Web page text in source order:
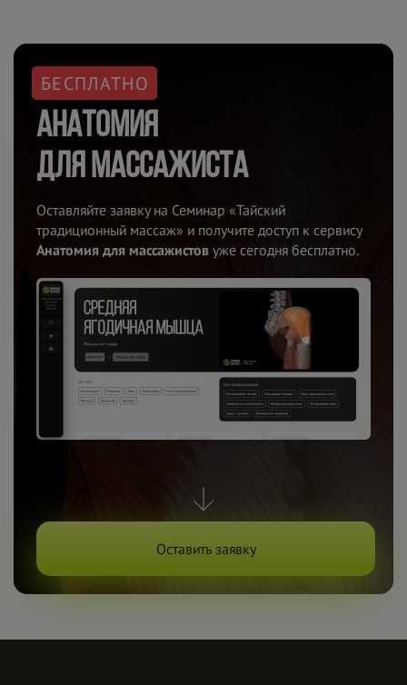
БЕСПЛАТНО
Анатомия
длямассажиста
Оставляйте заявку на Семинар «Тайский
традиционный массаж» и получите доступ к сервису
Анатомия для массажистов уже сегодня бесплатно.
Оставить заявку